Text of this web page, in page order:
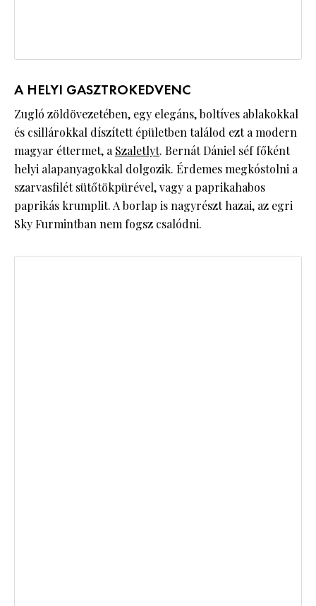
A HELYI GASZTROKEDVENC
Zugló zöldövezetében, egy elegáns, boltíves ablakokkal
és csillárokkal díszített épületben találod ezt a modern
magyar éttermet, aSzaletlyt. Bernát Dániel séf főként
helyi alapanyagokkal dolgozik. Érdemes megkóstolni a
szarvasfilét sütőtökpürével, vagy a paprikahabos
paprikás krumplit. A borlap is nagyrészt hazai, az egri
Sky Furmintban nem fogsz csalódni.